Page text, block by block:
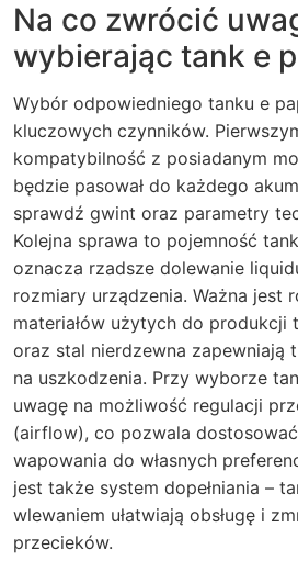
Na co zwrócić
wybierając tank e
Wybór odpowiedniego tanku e
kluczowych czynników.
kompatybilność z posiadanym
będzie pasował do każdego
sprawdź gwint oraz parametry
Kolejna sprawa to pojemność
oznacza rzadsze dolewanie
rozmiary urządzenia. Ważna jest
materiałów użytych do produkcji
oraz stal nierdzewna zapewniają
na uszkodzenia. Przy wyborze
uwagę na możliwość regulacji
(airflow), co pozwala
wapowania do własnych
jest także system dopełniania –
wlewaniem ułatwiają obsługę i
przecieków.